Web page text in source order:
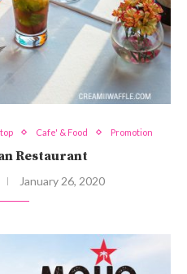
Cafe' & Food Promotion
Restaurant
January 26, 2020